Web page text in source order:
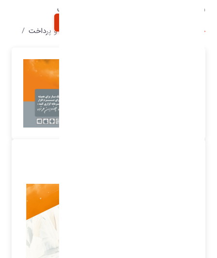
نرم افزار مدیریت دریافت و پرداخت
خانه نرم افزار مدیریت دریافت و پرداخت